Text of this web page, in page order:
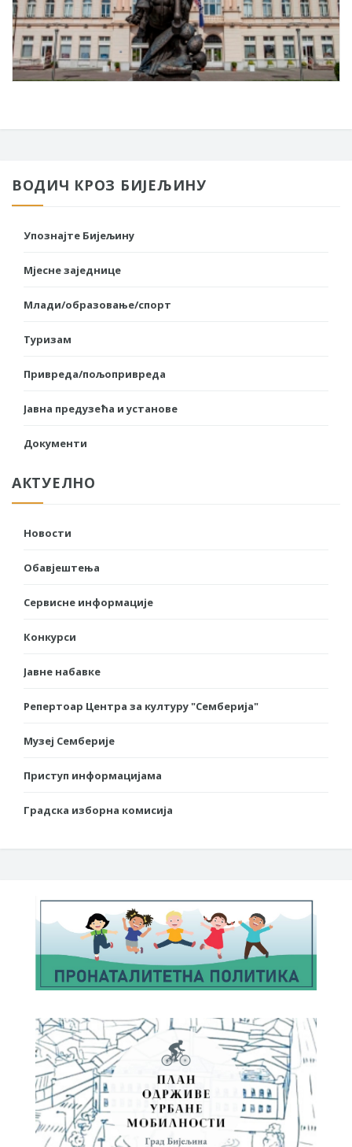
ВОДИЧ КРОЗ БИЈЕЉИНУ
Упознајте Бијељину
Мјесне заједнице
Млади/образовање/спорт
Туризам
Привреда/пољопривреда
Јавна предузећа и установе
Документи
АКТУЕЛНО
Новости
Обавјештења
Сервисне информације
Конкурси
Јавне набавке
Репертоар Центра за културу "Семберија"
Музеј Семберије
Приступ информацијама
Градска изборна комисија